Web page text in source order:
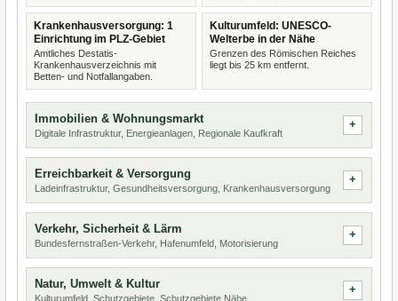
Krankenhausversorgung: 1
Einrichtung im PLZ-Gebiet
Amtliches Destatis-
Krankenhausverzeichnis mit
Betten- und Notfallangaben.
Kulturumfeld: UNESCO-
Welterbe in der Nähe
Grenzen des Römischen Reiches
liegt bis 25 km entfernt.
Immobilien & Wohnungsmarkt
Digitale Infrastruktur, Energieanlagen, Regionale Kaufkraft
Erreichbarkeit & Versorgung
Ladeinfrastruktur, Gesundheitsversorgung, Krankenhausversorgung
Verkehr, Sicherheit & Lärm
Bundesfernstraßen-Verkehr, Hafenumfeld, Motorisierung
Natur, Umwelt & Kultur
Kulturumfeld, Schutzgebiete, Schutzgebiete Nähe